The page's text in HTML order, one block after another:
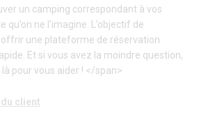
un camping correspondant à vos
qu’on ne l’imagine. L’objectif de
une plateforme de réservation
Et si vous avez la moindre question,
pour vous aider ! </span>
client